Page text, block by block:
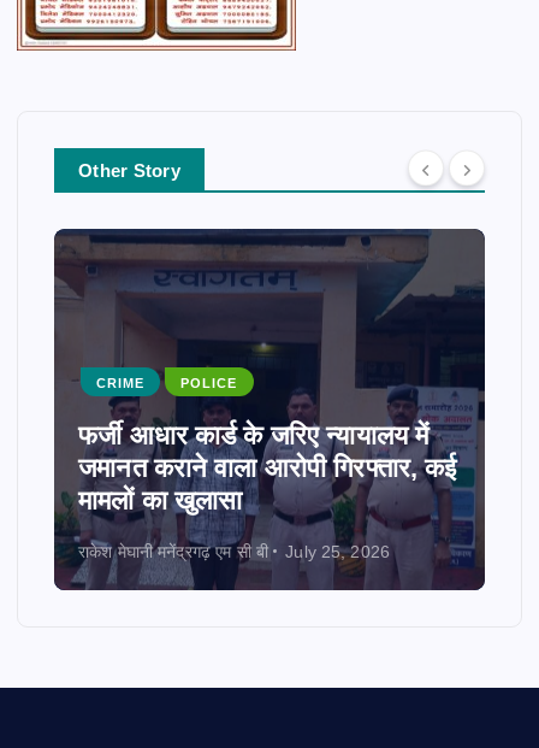
Other Story
CRIME POLICE
फर्जी आधार कार्ड के जरिए न्यायालय में
जमानत कराने वाला आरोपी गिरफ्तार, कई
मामलों का खुलासा
राकेश मेघानी मनेंद्रगढ़ एम सी बी July 25, 2026